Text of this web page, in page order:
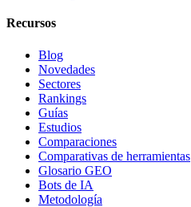
Recursos
Blog
Novedades
Sectores
Rankings
Guías
Estudios
Comparaciones
Comparativas de herramientas
Glosario GEO
Bots de IA
Metodología